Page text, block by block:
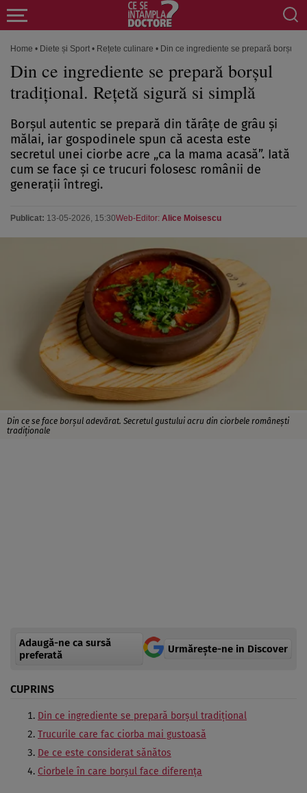
Home • Diete și Sport • Rețete culinare • Din ce ingrediente se prepară borșul
Din ce ingrediente se prepară borșul
tradițional. Rețetă sigură si simplă
Borșul autentic se prepară din tărâțe de grâu și
mălai, iar gospodinele spun că acesta este
secretul unei ciorbe acre „ca la mama acasă”. Iată
cum se face și ce trucuri folosesc românii de
generații întregi.
Publicat: 13-05-2026, 15:30Web-Editor: Alice Moisescu
Din ce se face borșul adevărat. Secretul gustului acru din ciorbele românești
tradiționale
Adaugă-ne ca sursă
preferată
Urmărește-ne in Discover
CUPRINS
Din ce ingrediente se prepară borșul tradițional
Trucurile care fac ciorba mai gustoasă
De ce este considerat sănătos
Ciorbele în care borșul face diferența